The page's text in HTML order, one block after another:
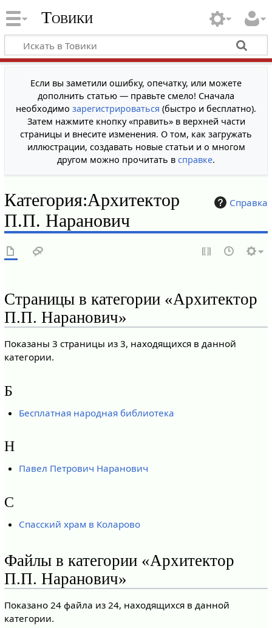
Товики
Если вы заметили ошибку, опечатку, или можете
дополнить статью — правьте смело! Сначала
необходимо зарегистрироваться (быстро и бесплатно).
Затем нажмите кнопку «править» в верхней части
страницы и внесите изменения. О том, как загружать
иллюстрации, создавать новые статьи и о многом
другом можно прочитать в справке.
Справка
Категория:Архитектор
П.П. Наранович
Страницы в категории «Архитектор
П.П. Наранович»
Показаны 3 страницы из 3, находящихся в данной
категории.
Б
Бесплатная народная библиотека
Н
Павел Петрович Наранович
С
Спасский храм в Коларово
Файлы в категории «Архитектор
П.П. Наранович»
Показано 24 файла из 24, находящихся в данной
категории.